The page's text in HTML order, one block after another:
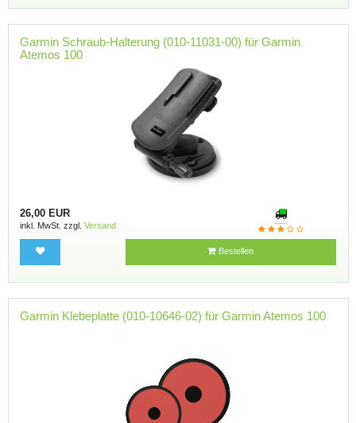
Garmin Schraub-Halterung (010-11031-00) für Garmin
Atemos 100
26,00 EUR
inkl. MwSt. zzgl. Versand
Bestellen
Garmin Klebeplatte (010-10646-02) für Garmin Atemos 100